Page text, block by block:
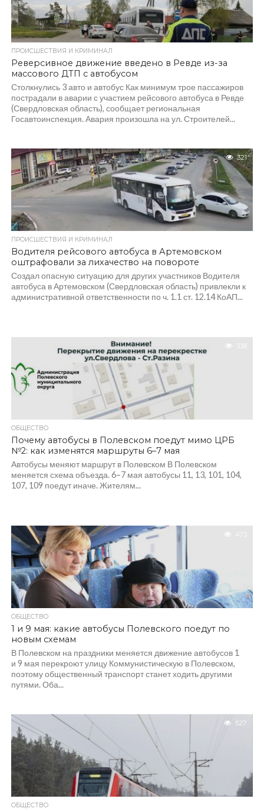
ПРОИСШЕСТВИЯ И КРИМИНАЛ
Реверсивное движение введено в Ревде из-за
массового ДТП с автобусом
Столкнулись 3 авто и автобус Как минимум трое пассажиров
пострадали в аварии с участием рейсового автобуса в Ревде
(Свердловская область), сообщает региональная
Госавтоинспекция. Авария произошла на ул. Строителей...
321
ПРОИСШЕСТВИЯ И КРИМИНАЛ
Водителя рейсового автобуса в Артемовском
оштрафовали за лихачество на повороте
Создал опасную ситуацию для других участников Водителя
автобуса в Артемовском (Свердловская область) привлекли к
административной ответственности по ч. 1.1 ст. 12.14 КоАП...
338
ОБЩЕСТВО
Почему автобусы в Полевском поедут мимо ЦРБ
№2: как изменятся маршруты 6–7 мая
Автобусы меняют маршрут в Полевском В Полевском
меняется схема объезда. 6–7 мая автобусы 11, 13, 101, 104,
107, 109 поедут иначе. Жителям...
473
ОБЩЕСТВО
1 и 9 мая: какие автобусы Полевского поедут по
новым схемам
В Полевском на праздники меняется движение автобусов 1
и 9 мая перекроют улицу Коммунистическую в Полевском,
поэтому общественный транспорт станет ходить другими
путями. Оба...
527
ОБЩЕСТВО